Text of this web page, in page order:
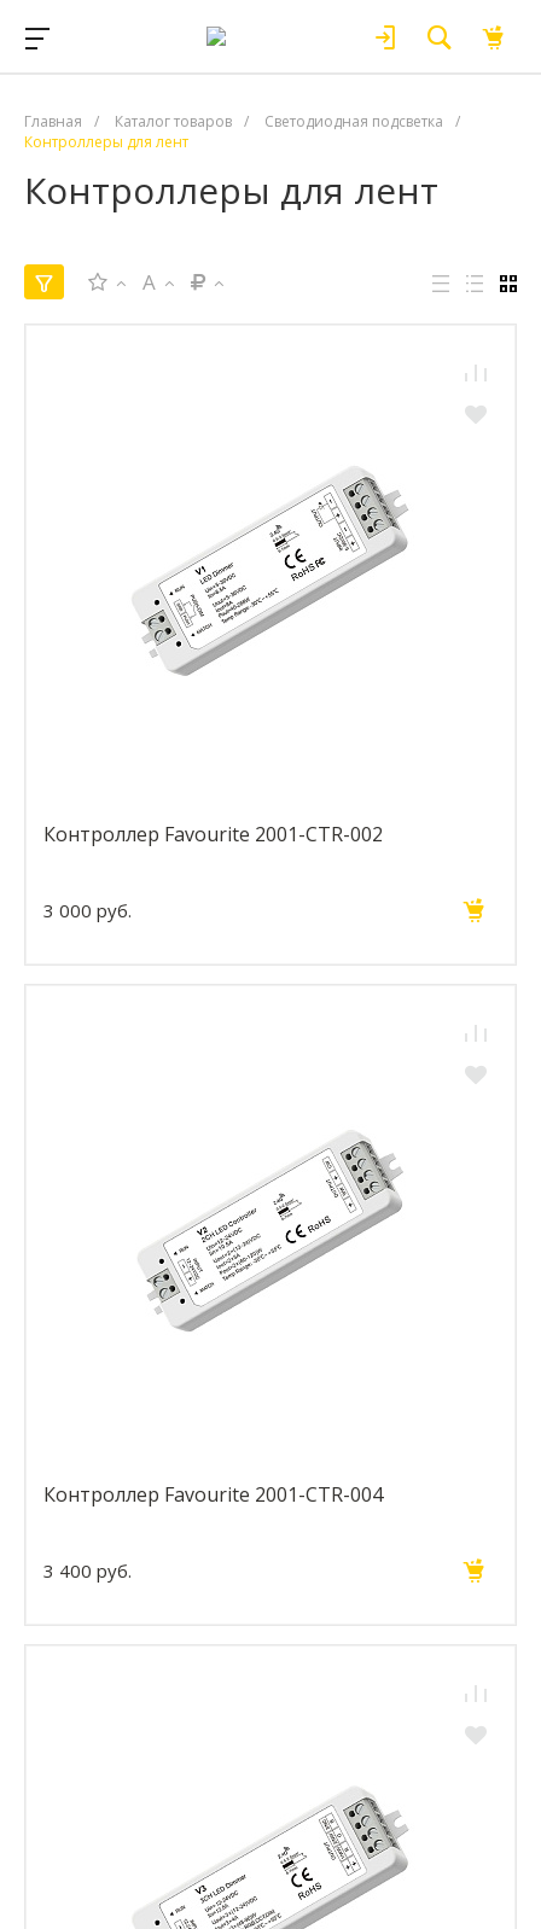
Главная / Каталог товаров / Светодиодная подсветка
/
Контроллеры для лент
Контроллеры для лент
A
Контроллер Favourite 2001-CTR-002
3 000 руб.
Контроллер Favourite 2001-CTR-004
3 400 руб.